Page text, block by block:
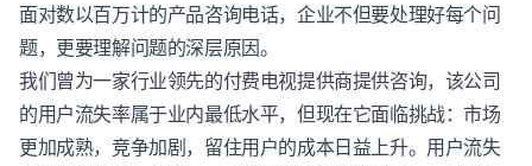
面对数以百万计的产品咨询电话，企业不但要处理好每个问
题，更要理解问题的深层原因。
我们曾为一家行业领先的付费电视提供商提供咨询，该公司
的用户流失率属于业内最低水平，但现在它面临挑战：市场
更加成熟，竞争加剧，留住用户的成本日益上升。用户流失